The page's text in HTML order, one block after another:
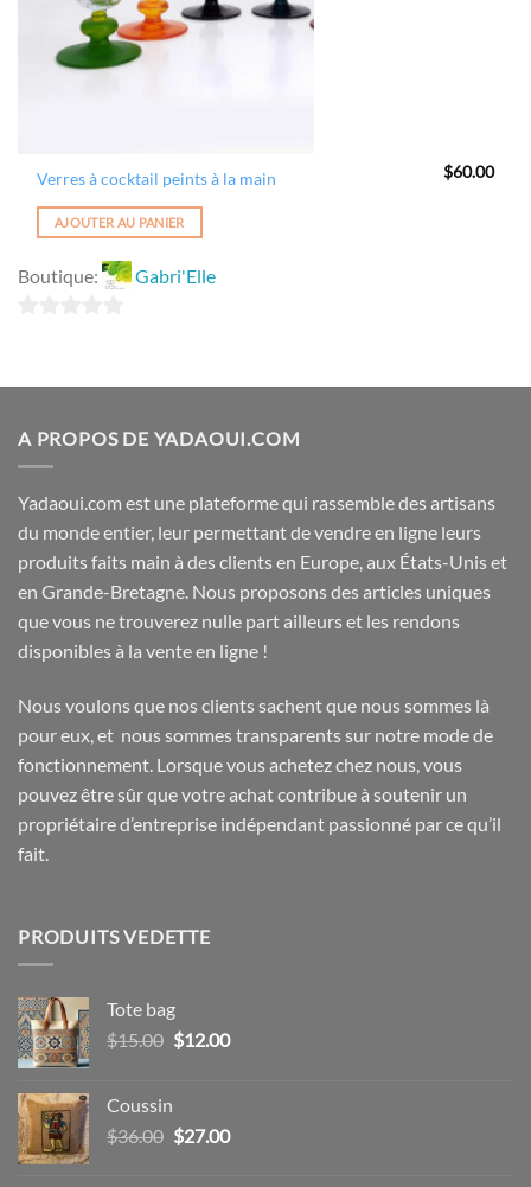
Verres à cocktail peints à la main $60.00
AJOUTER AU PANIER
Boutique: Gabri'Elle
5
A PROPOS DE YADAOUI.COM
Yadaoui.com est une plateforme qui rassemble des artisans
du monde entier, leur permettant de vendre en ligne leurs
produits faits main à des clients en Europe, aux États-Unis et
en Grande-Bretagne. Nous proposons des articles uniques
que vous ne trouverez nulle part ailleurs et les rendons
disponibles à la vente en ligne !
Nous voulons que nos clients sachent que nous sommes là
pour eux, et nous sommes transparents sur notre mode de
fonctionnement. Lorsque vous achetez chez nous, vous
pouvez être sûr que votre achat contribue à soutenir un
propriétaire d’entreprise indépendant passionné par ce qu’il
fait.
PRODUITS VEDETTE
Tote bag
$15.00 Le
était :
$15.00.
$12.00Le
$12.00.
Coussin
$36.00 Le
$27.00Le